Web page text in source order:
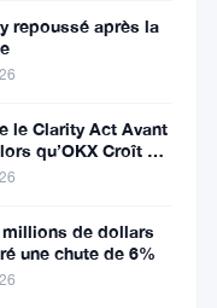
repoussé après la
le Clarity Act Avant
qu’OKX Croît en
millions de dollars
une chute de 6%